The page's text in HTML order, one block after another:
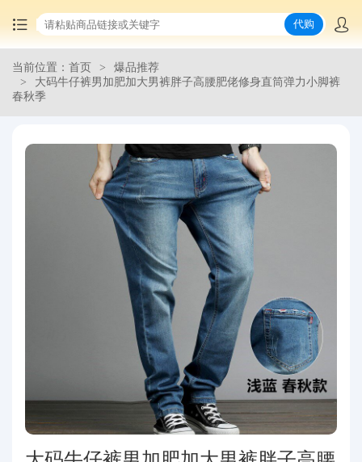
首页
代购
当前位置：首页
爆品推荐
大码牛仔裤男加肥加大男裤胖子高腰肥佬修身直筒弹力小脚裤
春秋季